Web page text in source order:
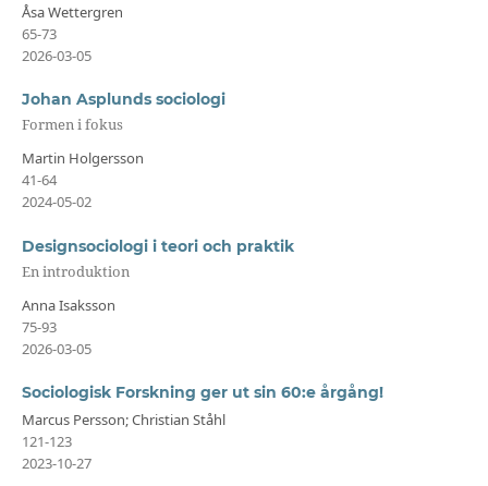
Åsa Wettergren
65-73
2026-03-05
Johan Asplunds sociologi
Formen i fokus
Martin Holgersson
41-64
2024-05-02
Designsociologi i teori och praktik
En introduktion
Anna Isaksson
75-93
2026-03-05
Sociologisk Forskning ger ut sin 60:e årgång!
Marcus Persson; Christian Ståhl
121-123
2023-10-27